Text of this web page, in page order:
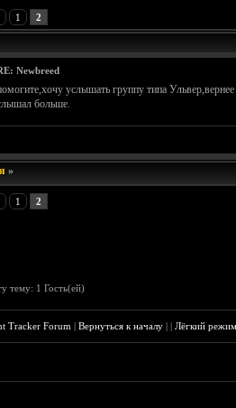
1 2
Newbreed
услышать группу типа
больше.
»
1 2
тему: 1 Гость(ей)
Tracker Forum |Вернуться к началу ||Лёгкий